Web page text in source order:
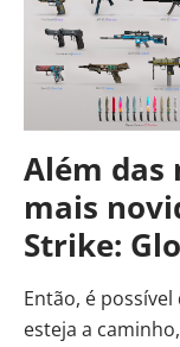
Além das
mais
Strike:
Então, é
esteja a